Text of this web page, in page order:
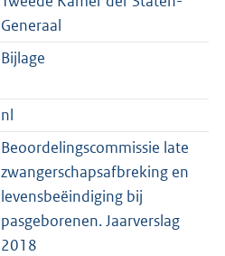
b K
b
Generaal
Bijlage
nl
Beoordelingscommissie late
zwangerschapsafbreking en
levensbeëindiging bij
pasgeborenen. Jaarverslag
2018